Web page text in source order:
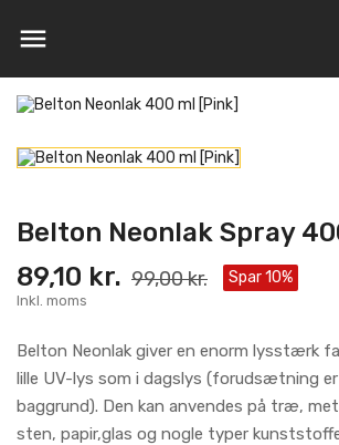

Belton Neonlak Spray
89,10 kr. 99,00 kr. Spar 10%
Inkl. moms
Belton Neonlak giver en enorm lysstærk
lille UV-lys som i dagslys (forudsætning
baggrund). Den kan anvendes på træ,
sten, papir,glas og nogle typer